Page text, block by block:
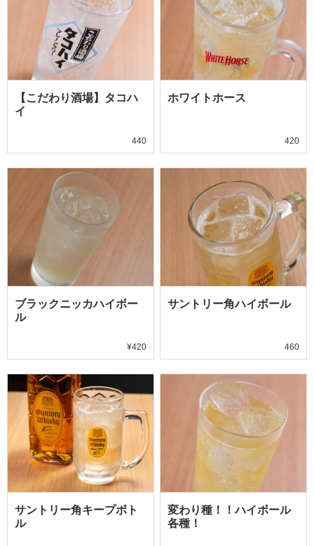
【こだわり酒場】タコハ
イ
440
ホワイトホース
420
ブラックニッカハイボー
ル
¥420
サントリー角ハイボール
460
サントリー角キープボト
ル
変わり種！！ハイボール
各種！